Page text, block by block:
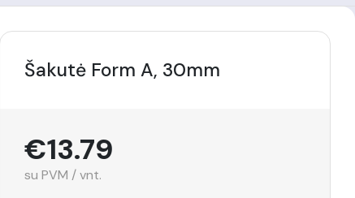
Šakutė Form A, 30mm
€13.79
su PVM / vnt.